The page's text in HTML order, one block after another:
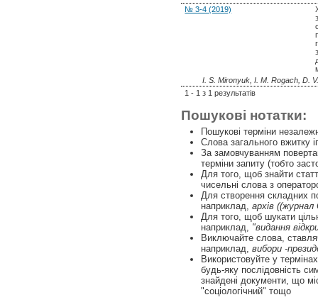
№ 3-4 (2019)
I. S. Mironyuk, I. M. Rogach, D.
1 - 1 з 1 результатів
Пошукові нотатки:
Пошукові терміни
Слова загального вжитку
За замовчуванням
терміни запиту (тобто
Для того, щоб знайти
чисельні слова з
Для створення складних
наприклад, архів ((журнал
Для того, щоб шукати
наприклад, "видання
Виключайте слова,
наприклад, вибори -
Використовуйте у
будь-яку послідовність
знайдені документи, що
"соціологічний" тощо